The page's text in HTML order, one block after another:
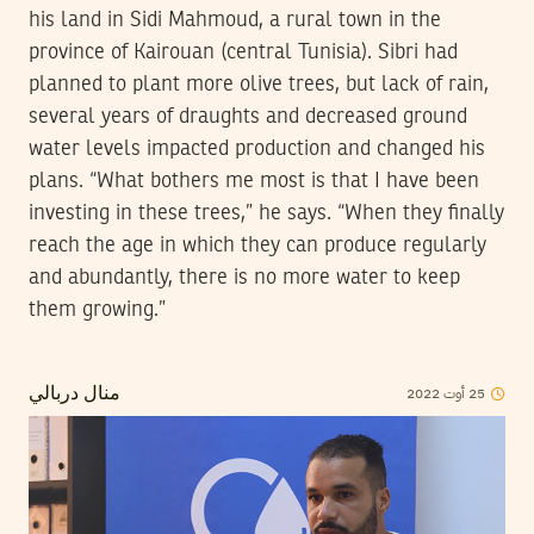
his land in Sidi Mahmoud, a rural town in the
province of Kairouan (central Tunisia). Sibri had
planned to plant more olive trees, but lack of rain,
several years of draughts and decreased ground
water levels impacted production and changed his
plans. “What bothers me most is that I have been
investing in these trees,” he says. “When they finally
reach the age in which they can produce regularly
and abundantly, there is no more water to keep
them growing.”
منال دربالي 25 أوت2022